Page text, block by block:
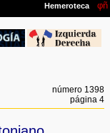
número 1398
página 4